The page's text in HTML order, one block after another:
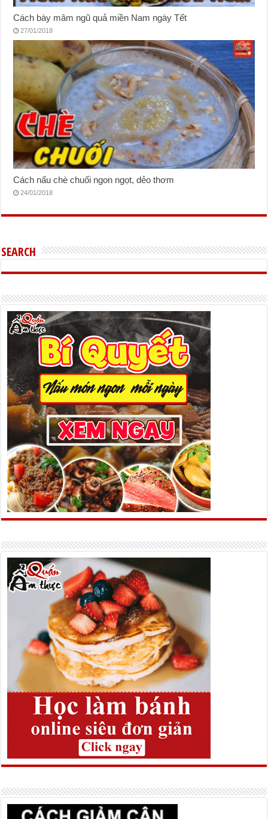
Cách bày mâm ngũ quả miền Nam ngày Tết
27/01/2018
Cách nấu chè chuối ngon ngọt, dẻo thơm
24/01/2018
SEARCH